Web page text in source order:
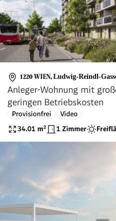
1220 WIEN, Ludwig-Reindl-Gasse 1,
Anleger-Wohnung mit
geringen Betriebskosten
Provisionfrei
Video
34.01 m² 1 Zimmer